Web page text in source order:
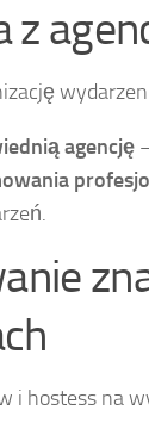
z
agencję
i hostess na